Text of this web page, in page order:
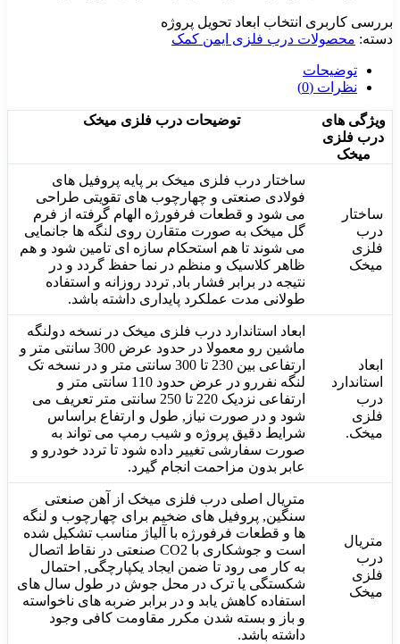
بررسی کاربری انتخاب ابعاد تحویل پروژه
دسته: محصولات درب فلزی ایمن کمک
توضیحات
نظرات (0)
ویژگی های
درب فلزی
میخک
توضیحات درب فلزی میخک
ساختار
درب
فلزی
میخک
ساختار درب فلزی میخک بر پایه پروفیل های
فولادی صنعتی و چهارچوب های تقویتی طراحی
می شود و قطعات فرفورژه الهام گرفته از فرم
گل میخک به صورت متقارن روی لنگه ها جانمایی
می شوند تا هم استحکام سازه ای تامین شود و هم
ظاهر کلاسیک و منظم در نما حفظ گردد و در
نتیجه در برابر فشار باد, تردد روزانه و استفاده
طولانی مدت عملکرد پایداری داشته باشد.
ابعاد
استاندارد
درب
فلزی
میخک.
ابعاد استاندارد درب فلزی میخک در نسخه دولنگه
ماشین رو معمولا در حدود عرض 300 سانتی متر و
ارتفاعی بین 230 تا 300 سانتی متر و در نسخه تک
لنگه نفررو در عرض حدود 110 سانتی متر و
ارتفاعی نزدیک 220 تا 250 سانتی متر تعریف می
شود و در صورت نیاز, طول و ارتفاع براساس
شرایط دقیق پروژه و شیب رمپ می تواند به
صورت سفارشی تغییر داده شود تا تردد خودرو و
عابر بدون مزاحمت انجام گیرد.
متریال
درب
فلزی
میخک
متریال اصلی درب فلزی میخک از آهن صنعتی
سنگین, پروفیل های ضخیم برای چهارچوب و لنگه
ها و قطعات فرفورژه با آلیاژ مناسب تشکیل شده
است و جوشکاری با CO2 صنعتی در نقاط اتصال
به کار می رود تا ضمن ایجاد یکپارچگی, احتمال
شکستگی یا ترک در محل جوش در طول سال های
استفاده کاهش یابد و در برابر ضربه های ناخواسته
و باز و بسته شدن مکرر مقاومت کافی وجود
داشته باشد.